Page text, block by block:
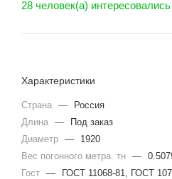
28 человек(а)
Характеристики
Страна —
Россия
Длина —
Под заказ
Диаметр —
1920
Вес погонного метра. тн —
Гост —
ГОСТ 11068-81, ГОСТ